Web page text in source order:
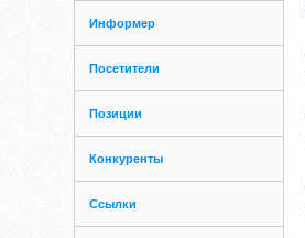
Информер
Посетители
Позиции
Конкуренты
Ссылки